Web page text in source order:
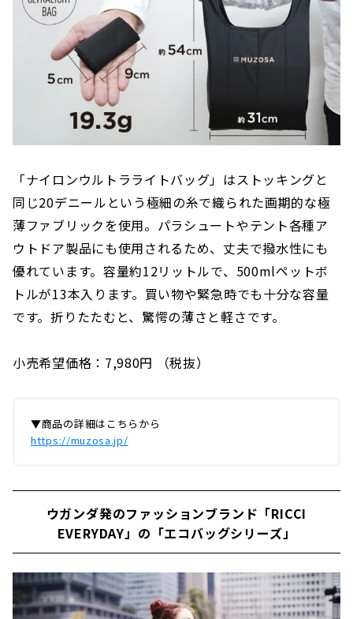
「ナイロンウルトラライトバッグ」はストッキングと
同じ20デニールという極細の糸で織られた画期的な極
薄ファブリックを使用。パラシュートやテント各種ア
ウトドア製品にも使用されるため、丈夫で撥水性にも
優れています。容量約12リットルで、500mlペットボ
トルが13本入ります。買い物や緊急時でも十分な容量
です。折りたたむと、驚愕の薄さと軽さです。
小売希望価格：7,980円 （税抜）
▼商品の詳細はこちらから
https://muzosa.jp/
ウガンダ発のファッションブランド「RICCI
EVERYDAY」の「エコバッグシリーズ」